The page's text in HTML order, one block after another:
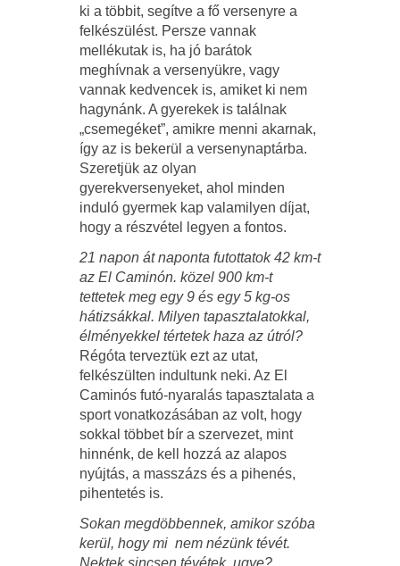
ki a többit, segítve a fő versenyre a
felkészülést. Persze vannak
mellékutak is, ha jó barátok
meghívnak a versenyükre, vagy
vannak kedvencek is, amiket ki nem
hagynánk. A gyerekek is találnak
„csemegéket”, amikre menni akarnak,
így az is bekerül a versenynaptárba.
Szeretjük az olyan
gyerekversenyeket, ahol minden
induló gyermek kap valamilyen díjat,
hogy a részvétel legyen a fontos.
21 napon át naponta futottatok 42 km-t
az El Caminón. közel 900 km-t
tettetek meg egy 9 és egy 5 kg-os
hátizsákkal. Milyen tapasztalatokkal,
élményekkel tértetek haza az útról?
Régóta terveztük ezt az utat,
felkészülten indultunk neki. Az El
Caminós futó-nyaralás tapasztalata a
sport vonatkozásában az volt, hogy
sokkal többet bír a szervezet, mint
hinnénk, de kell hozzá az alapos
nyújtás, a masszázs és a pihenés,
pihentetés is.
Sokan megdöbbennek, amikor szóba
kerül, hogy mi nem nézünk tévét.
Nektek sincsen tévétek, ugye?